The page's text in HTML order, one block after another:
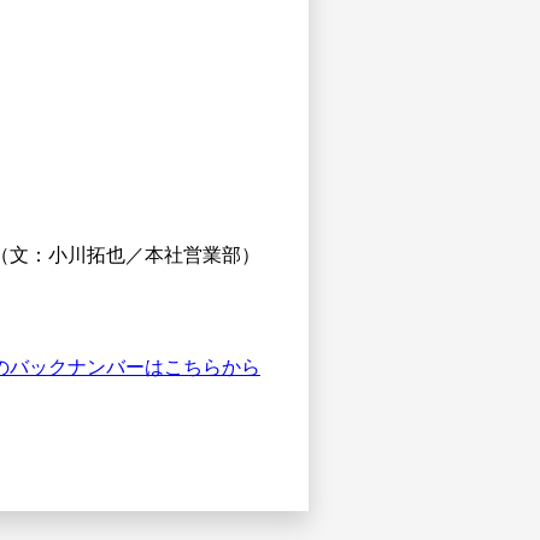
文：小川拓也／本社営業部）
バックナンバーはこちらから